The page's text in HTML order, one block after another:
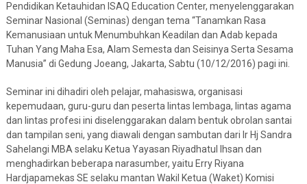
Pendidikan Ketauhidan ISAQ Education Center, menyelenggarakan
Seminar Nasional (Seminas) dengan tema “Tanamkan Rasa
Kemanusiaan untuk Menumbuhkan Keadilan dan Adab kepada
Tuhan Yang Maha Esa, Alam Semesta dan Seisinya Serta Sesama
Manusia” di Gedung Joeang, Jakarta, Sabtu (10/12/2016) pagi ini.
Seminar ini dihadiri oleh pelajar, mahasiswa, organisasi
kepemudaan, guru-guru dan peserta lintas lembaga, lintas agama
dan lintas profesi ini diselenggarakan dalam bentuk obrolan santai
dan tampilan seni, yang diawali dengan sambutan dari Ir Hj Sandra
Sahelangi MBA selaku Ketua Yayasan Riyadhatul Ihsan dan
menghadirkan beberapa narasumber, yaitu Erry Riyana
Hardjapamekas SE selaku mantan Wakil Ketua (Waket) Komisi